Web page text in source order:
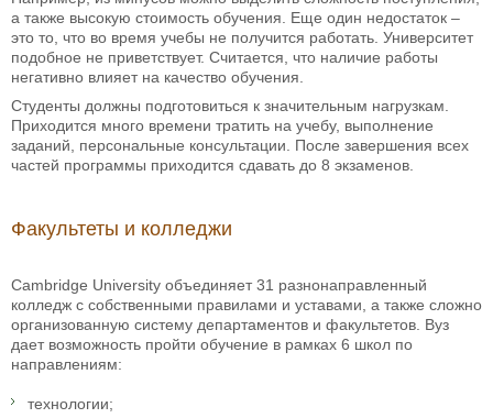
а также высокую стоимость обучения. Еще один недостаток –
это то, что во время учебы не получится работать. Университет
подобное не приветствует. Считается, что наличие работы
негативно влияет на качество обучения.
Студенты должны подготовиться к значительным нагрузкам.
Приходится много времени тратить на учебу, выполнение
заданий, персональные консультации. После завершения всех
частей программы приходится сдавать до 8 экзаменов.
Факультеты и колледжи
Cambridge University объединяет 31 разнонаправленный
колледж с собственными правилами и уставами, а также сложно
организованную систему департаментов и факультетов. Вуз
дает возможность пройти обучение в рамках 6 школ по
направлениям:
технологии;